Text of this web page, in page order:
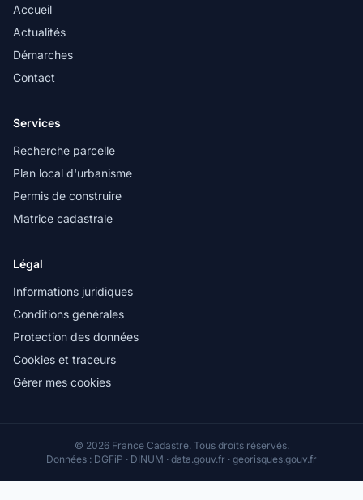
Accueil
Actualités
Démarches
Contact
Services
Recherche parcelle
Plan local d'urbanisme
Permis de construire
Matrice cadastrale
Légal
Informations juridiques
Conditions générales
Protection des données
Cookies et traceurs
Gérer mes cookies
© 2026 France Cadastre. Tous droits réservés.
Données : DGFiP · DINUM · data.gouv.fr · georisques.gouv.fr